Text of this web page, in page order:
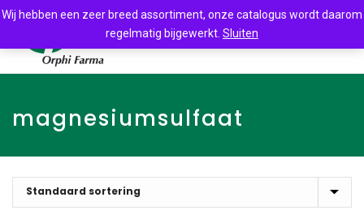
magnesiumsulfaat
Wij hebben een zeer breed assortiment, onze catalogus wordt daarom
regelmatig bijgewerkt. Sluiten